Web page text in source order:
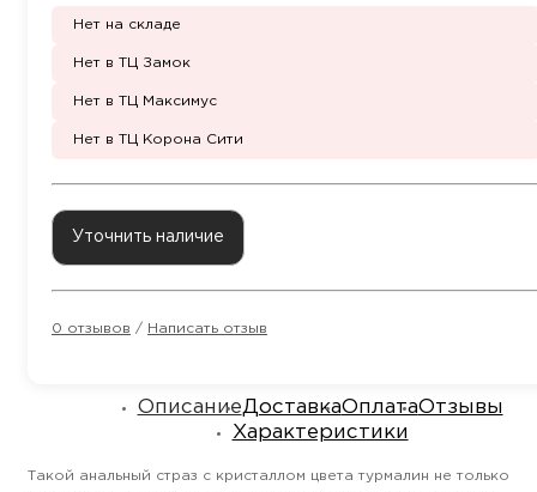
Нет на складе
Нет в ТЦ Замок
Нет в ТЦ Максимус
Нет в ТЦ Корона Сити
Уточнить наличие
0 отзывов / Написать отзыв
ОписаниеДоставкаОплатаОтзывы
Характеристики
Такой анальный страз с кристаллом цвета турмалин не только